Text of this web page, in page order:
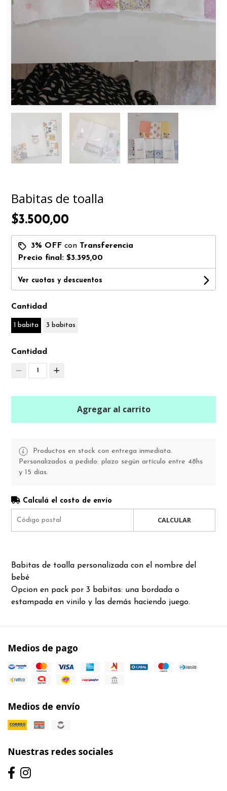
Babitas de toalla
$3.500,00
3% OFF con Transferencia
Precio final:$3.395,00
Ver cuotas y descuentos
Cantidad
1 babita 3 babitas
Cantidad
1
Agregar al carrito
Productos en stock con entrega inmediata.
Personalizados a pedido: plazo según artículo entre 48hs
y 15 días.
Calculá el costo de envío
CALCULAR
Babitas de toalla personalizada con el nombre del
bebé
Opcion en pack por 3 babitas: una bordada o
estampada en vinilo y las demás haciendo juego.
Medios de pago
Medios de envío
Nuestras redes sociales